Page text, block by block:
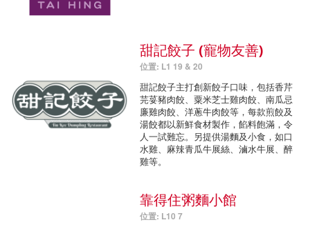
甜記餃子 (寵物友善)
位置: L1 19 & 20
甜記餃子主打創新餃子口味，包括香芹
芫荽豬肉餃、粟米芝士雞肉餃、南瓜忌
廉雞肉餃、洋蔥牛肉餃等，每款煎餃及
湯餃都以新鮮食材製作，餡料飽滿，令
人一試難忘。另提供湯麵及小食，如口
水雞、麻辣青瓜牛展絲、滷水牛展、醉
雞等。
靠得住粥麵小館
位置: L10 7